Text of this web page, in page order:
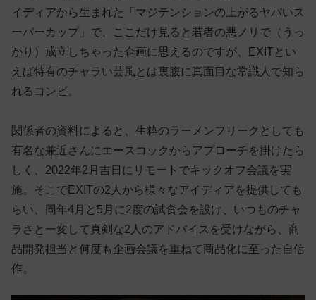
イディアから生まれた「マジテンションの上がるヤバいス
ーパーカップ」で、ここだけ見ると若者の悪ノリで（うっ
かり）成立しちゃった企画に思えるのですが、EXITとい
えば特有のチャラい芸風とは裏腹に真面目な常識人で知ら
れるコンビ。
関係者の資料によると、生粋のラーメンフリークとしても
有名な兼近さんにエースコックからアプローチを掛けたら
しく、2022年2月吉日にリモートでキックオフ会議を実
施。そこでEXITの2人から様々なアイディアを提供しても
らい、同年4月と5月に2度の試食会を設け、いつものチャ
ラさと一変して真剣な2人のアドバイスを受けながら、商
品開発担当と何度も企画会議を重ねて商品化に至った自信
作。